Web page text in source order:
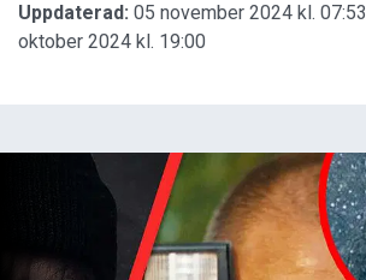
Uppdaterad: 05 november 2024 kl. 07:53
oktober 2024 kl. 19:00